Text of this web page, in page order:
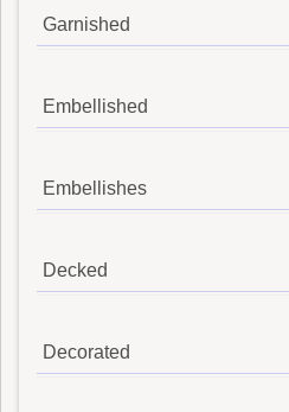
Garnished
Embellished
Embellishes
Decked
Decorated